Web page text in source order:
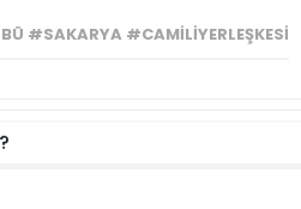
#SAKARYA #CAMILIYERLEŞKESI